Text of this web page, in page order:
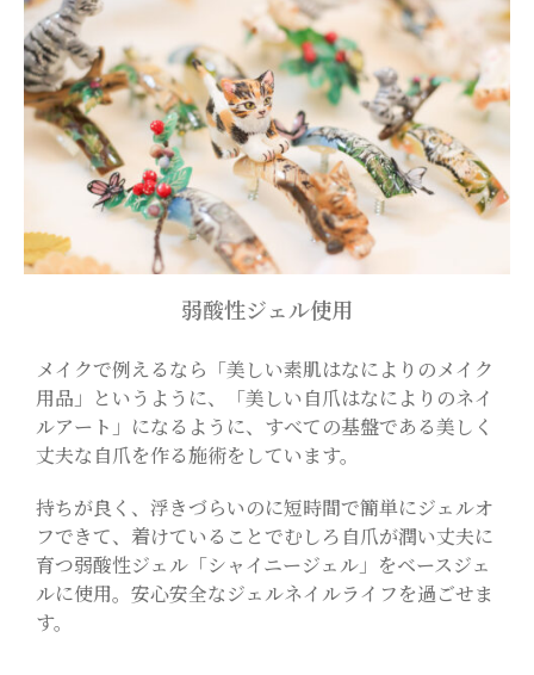
弱酸性ジェル使用
メイクで例えるなら「美しい素肌はなによりのメイク
用品」というように、「美しい自爪はなによりのネイ
ルアート」になるように、すべての基盤である美しく
丈夫な自爪を作る施術をしています。
持ちが良く、浮きづらいのに短時間で簡単にジェルオ
フできて、着けていることでむしろ自爪が潤い丈夫に
育つ弱酸性ジェル「シャイニージェル」をベースジェ
ルに使用。安心安全なジェルネイルライフを過ごせま
す。